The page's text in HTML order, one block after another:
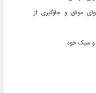
موفق و جلوگیری از
و سبک خود